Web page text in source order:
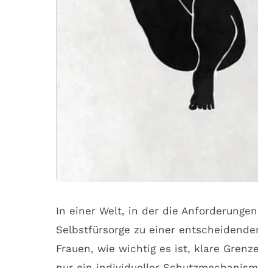
In einer Welt, in der die
Selbstfürsorge zu einer
Frauen, wie wichtig es ist, klare